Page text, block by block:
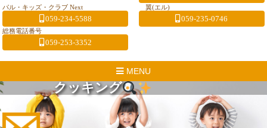
パル・キッズ・クラブ Next
059-234-5588
翼(エル)
059-235-0746
総務電話番号
059-253-3352
MENU
クッキング